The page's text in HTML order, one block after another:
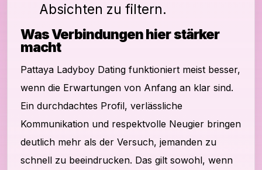
Absichten zu filtern.
Was Verbindungen hier stärker
macht
Pattaya Ladyboy Dating funktioniert meist besser,
wenn die Erwartungen von Anfang an klar sind.
Ein durchdachtes Profil, verlässliche
Kommunikation und respektvolle Neugier bringen
deutlich mehr als der Versuch, jemanden zu
schnell zu beeindrucken. Das gilt sowohl, wenn